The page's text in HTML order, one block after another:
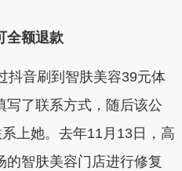
全额退款
音刷到智肤美容39元体
写了联系方式，随后该公
上她。去年11月13日，高
的智肤美容门店进行修复